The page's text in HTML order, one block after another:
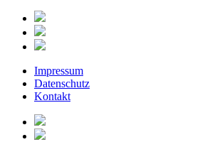
Impressum
Datenschutz
Kontakt